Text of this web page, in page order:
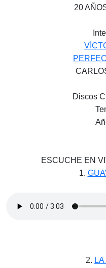
20
Discos
ESCUCHE EN
1.
2.